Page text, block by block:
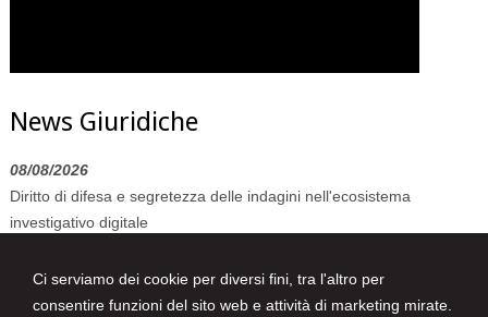
Ci serviamo dei cookie per diversi fini, tra l'altro per
consentire funzioni del sito web e attività di marketing mirate.
News Giuridiche
08/08/2026
Diritto di difesa e segretezza delle indagini nell'ecosistema
investigativo digitale
Volo in ritardo o cancellato: la pronuncia del Giudice di Pace di
Venezia